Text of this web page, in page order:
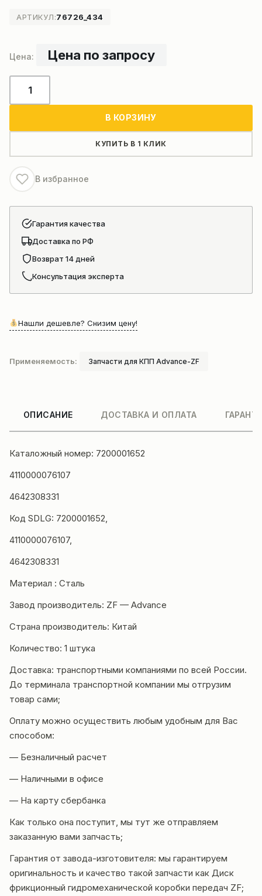
АРТИКУЛ:76726_434
Цена по запросу
товара
гидромеханической
коробки
передач
ZF(7200001652
В КОРЗИНУ
КУПИТЬ В 1 КЛИК
В избранное
Гарантия качества
Доставка по РФ
Возврат 14 дней
Консультация эксперта
Нашли дешевле? Снизим цену!
Применяемость: Запчасти для КПП Advance-ZF
ОПИСАНИЕ ДОСТАВКА И ОПЛАТА
Каталожный номер: 7200001652
4110000076107
4642308331
Код SDLG: 7200001652,
4110000076107,
4642308331
Материал : Сталь
Завод производитель: ZF — Advance
Страна производитель: Китай
Количество: 1 штука
Доставка: транспортными компаниями по всей России.
До терминала транспортной компании мы отгрузим
товар сами;
Оплату можно осуществить любым удобным для Вас
способом:
— Безналичный расчет
— Наличными в офисе
— На карту сбербанка
Как только она поступит, мы тут же отправляем
заказанную вами запчасть;
Гарантия от завода-изготовителя: мы гарантируем
оригинальность и качество такой запчасти как Диск
фрикционный гидромеханической коробки передач ZF;